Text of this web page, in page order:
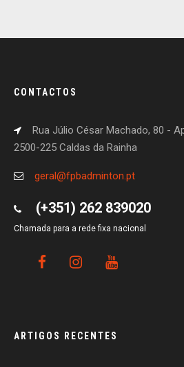
CONTACTOS
Rua Júlio César Machado, 80 -
2500-225 Caldas da Rainha
geral@fpbadminton.pt
(+351) 262 839020
Chamada para a rede fixa nacional
ARTIGOS RECENTES